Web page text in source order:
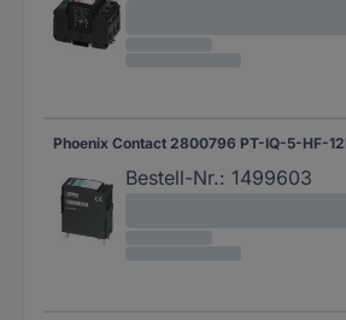
Bestell-Nr.: 1499603